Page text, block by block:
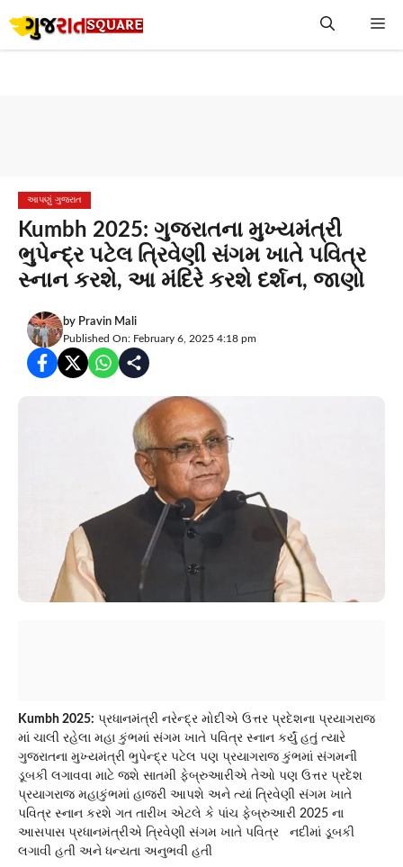
to
આપણું ગુજરાત
Kumbh 2025: ગુજરાતના મુખ્યમંત્રી
ભુપેન્દ્ર પટેલ ત્રિવેણી સંગમ ખાતે પવિત્ર
સ્નાન કરશે, આ મંદિરે કરશે દર્શન, જાણો
by Pravin Mali
Published On: February 6, 2025 4:18 pm
Kumbh 2025: પ્રધાનમંત્રી નરેન્દ્ર મોદીએ ઉત્તર પ્રદેશના પ્રયાગરાજ
માં ચાલી રહેલા મહા કુંભમાં સંગમ ખાતે પવિત્ર સ્નાન કર્યું હતું ત્યારે
ગુજરાતના મુખ્યમંત્રી ભુપેન્દ્ર પટેલ પણ પ્રયાગરાજ કુંભમાં સંગમની
ડૂબકી લગાવવા માટે જશે સાતમી ફેબ્રુઆરીએ તેઓ પણ ઉત્તર પ્રદેશ
પ્રયાગરાજ મહાકુંભમાં હાજરી આપશે અને ત્યાં ત્રિવેણી સંગમ ખાતે
પવિત્ર સ્નાન કરશે ગત તારીખ એટલે કે પાંચ ફેબ્રુઆરી 2025 ના
આસપાસ પ્રધાનમંત્રીએ ત્રિવેણી સંગમ ખાતે પવિત્ર નદીમાં ડૂબકી
લગાવી હતી અને ધન્યતા અનુભવી હતી